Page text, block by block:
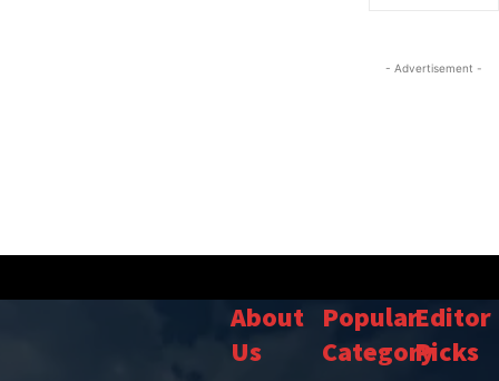
- Advertisement -
About
Us
Popular
Category
Editor
Picks